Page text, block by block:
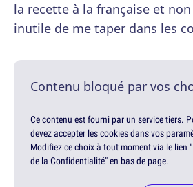
la recette à la française et
inutile de me taper dans les
Contenu bloqué par vos
Ce contenu est fourni par un service tiers.
devez accepter les cookies dans vos
Modifiez ce choix à tout moment via le lien
de la Confidentialité" en bas de page.